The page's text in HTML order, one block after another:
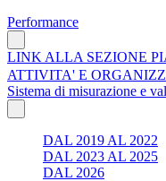
Performance
LINK ALLA SEZIONE
ATTIVITA' E
Sistema di misurazione e
DAL 2019 AL 2022
DAL 2023 AL 2025
DAL 2026